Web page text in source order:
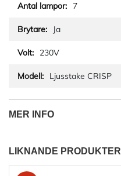
7
Ja
230V
Ljusstake CRISP
MER INFO
LIKNANDE PRODUKTER